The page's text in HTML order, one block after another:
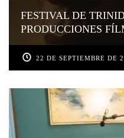
FESTIVAL DE
PRODUCCIONES
22 DE SEPTIEMBRE DE